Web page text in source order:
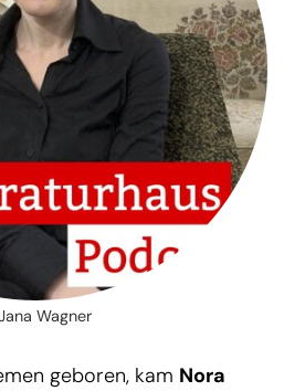
Wagner
geboren, kam Nora